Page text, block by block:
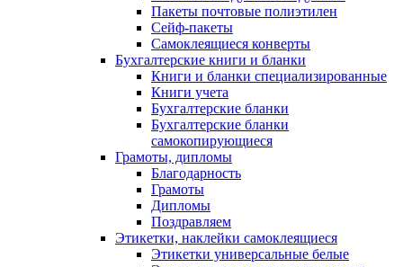
Пакеты почтовые полиэтилен
Сейф-пакеты
Самоклеящиеся конверты
Бухгалтерские книги и бланки
Книги и бланки специализированные
Книги учета
Бухгалтерские бланки
Бухгалтерские бланки
самокопирующиеся
Грамоты, дипломы
Благодарность
Грамоты
Дипломы
Поздравляем
Этикетки, наклейки самоклеящиеся
Этикетки универсальные белые